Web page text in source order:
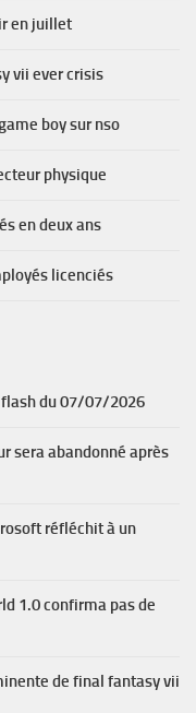
en juillet
vii ever crisis
boy sur nso
physique
en deux ans
licenciés
du 07/07/2026
sera abandonné après
réfléchit à un
1.0 confirma pas de
de final fantasy vii